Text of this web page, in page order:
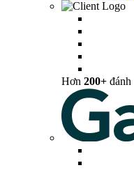
Hơn 200+ đánh